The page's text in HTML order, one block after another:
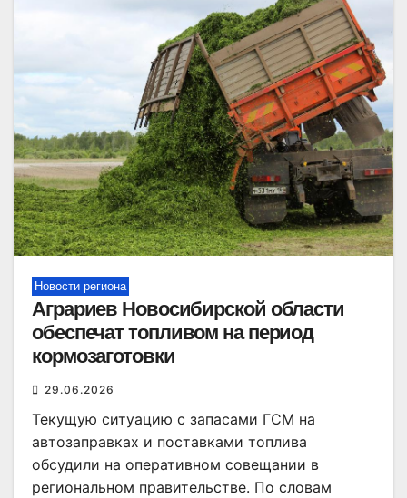
Новости региона
Аграриев Новосибирской области
обеспечат топливом на период
кормозаготовки
29.06.2026
Текущую ситуацию с запасами ГСМ на
автозаправках и поставками топлива
обсудили на оперативном совещании в
региональном правительстве. По словам